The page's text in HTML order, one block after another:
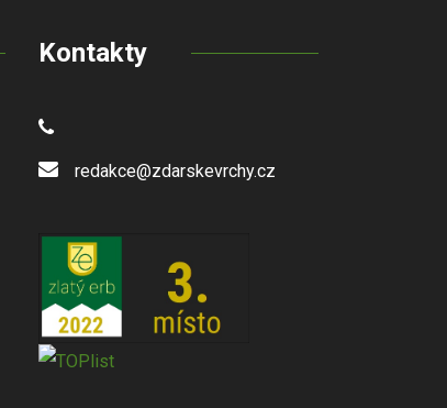
Kontakty
redakce@zdarskevrchy.cz